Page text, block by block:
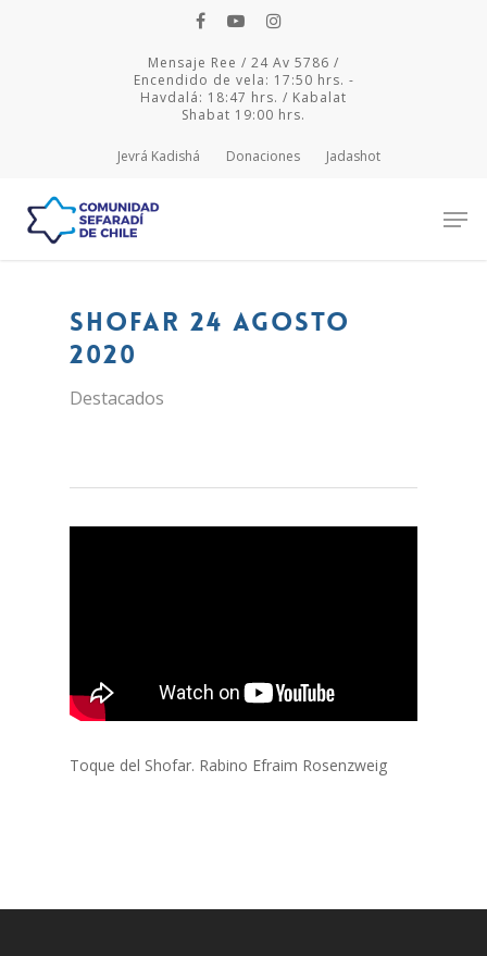
Mensaje Ree / 24 Av 5786 /
Encendido de vela: 17:50 hrs. -
Havdalá: 18:47 hrs. / Kabalat
Shabat 19:00 hrs.
Jevrá Kadishá Donaciones Jadashot
Hit enter to search or ESC to close
Shofar 24 agosto
2020
Destacados
Toque del Shofar. Rabino Efraim Rosenzweig